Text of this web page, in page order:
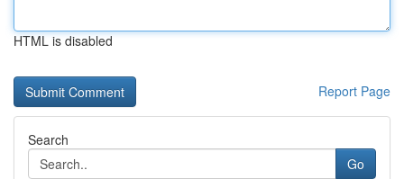
HTML is disabled
Report Page
Search
Go